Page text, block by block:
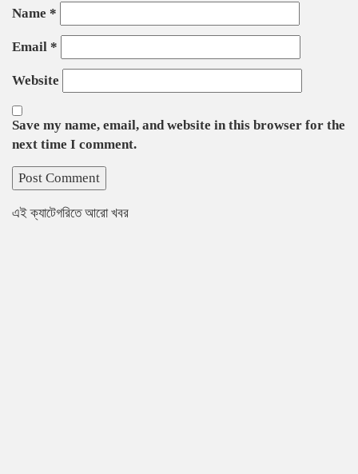
Name *
Email *
Website
Save my name, email, and website in this browser for the
next time I comment.
এই ক্যাটেগরিতে আরো খবর